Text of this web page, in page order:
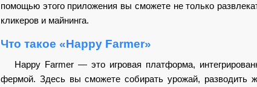
помощью этого приложения вы сможете не только
кликеров и майнинга.
Что такое «Happy Farmer»
Happy Farmer — это игровая платформа,
фермой. Здесь вы сможете собирать урожай, разводить